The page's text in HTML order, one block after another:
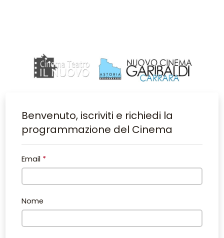
Benvenuto, iscriviti e richiedi la
programmazione del Cinema
Email *
Nome